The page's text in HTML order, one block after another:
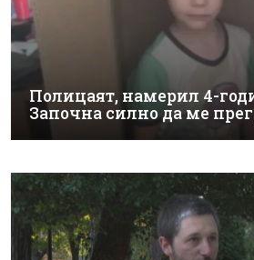
Полицаят, намерил 4-
Започна силно да ме